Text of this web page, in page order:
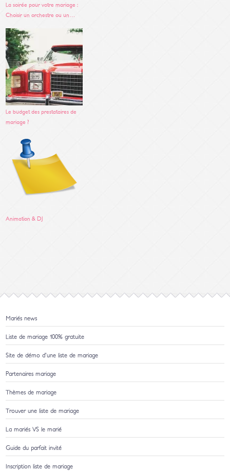
La soirée pour votre mariage :
Choisir un orchestre ou un…
Le budget des prestataires de
mariage ?
Animation & DJ
Mariés news
Liste de mariage 100% gratuite
Site de démo d'une liste de mariage
Partenaires mariage
Thèmes de mariage
Trouver une liste de mariage
La mariés VS le marié
Guide du parfait invité
Inscription liste de mariage